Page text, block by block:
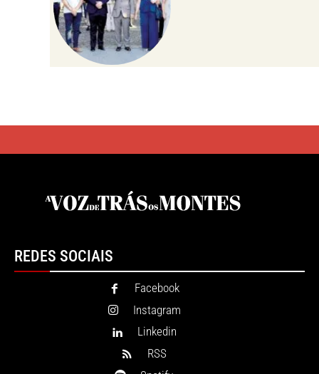
REDES SOCIAIS
Facebook
Instagram
Linkedin
RSS